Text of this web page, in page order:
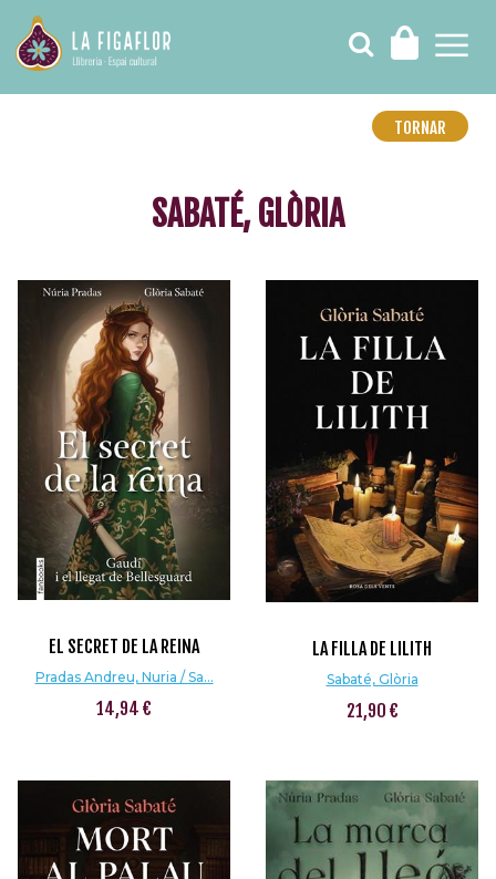
TORNAR
SABATÉ, GLÒRIA
EL SECRET DE LA REINA
Pradas Andreu, Nuria / Sa...
14,94 €
LA FILLA DE LILITH
Sabaté, Glòria
21,90 €